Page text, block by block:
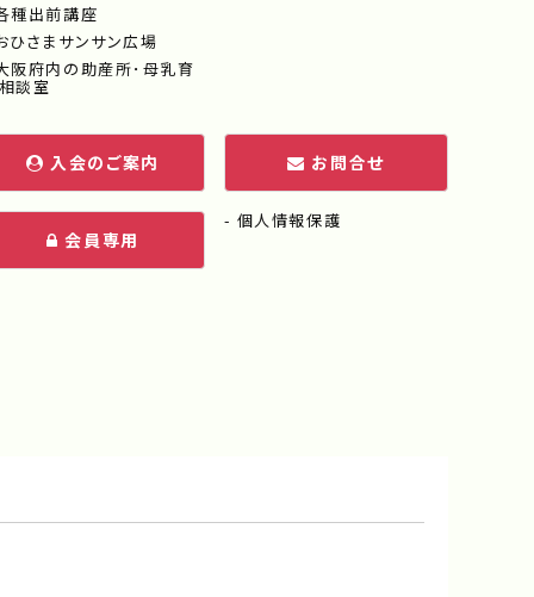
種出前講座
ひさまサンサン広場
阪府内の助産所･母乳育
談室
入会のご案内
会員専用
お問合せ
個人情報保護